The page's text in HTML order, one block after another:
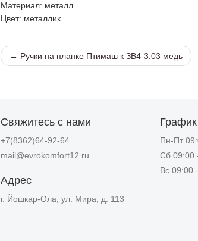
Материал: металл
Цвет: металлик
← Ручки на планке Птимаш к ЗВ4-3.03 медь
Свяжитесь с нами
+7(8362)64-92-64
mail@evrokomfort12.ru
Адрес
г. Йошкар-Ола, ул. Мира, д. 113
Пн-Пт
Сб 09:00
Вс 09:00